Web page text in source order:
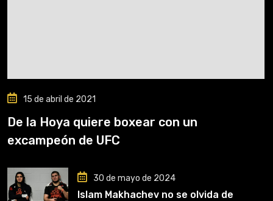
15 de abril de 2021
De la Hoya quiere boxear con un
excampeón de UFC
30 de mayo de 2024
Islam Makhachev no se olvida de